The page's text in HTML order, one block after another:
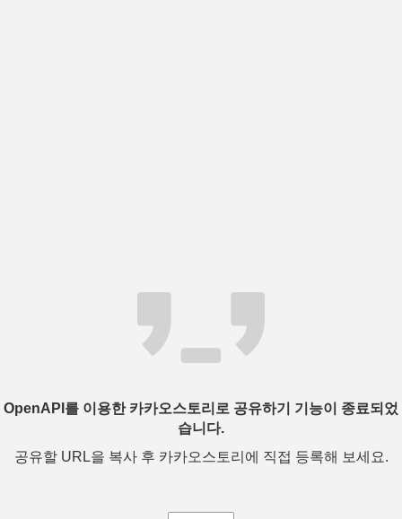
OpenAPI를 이용한 카카오스토리로 공유하기 기능이 종료되었
습니다.
공유할 URL을 복사 후 카카오스토리에 직접 등록해 보세요.